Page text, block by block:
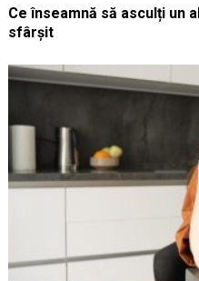
Ce înseamnă să asculți un
sfârșit